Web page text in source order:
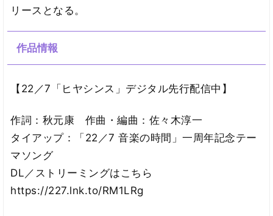
リースとなる。
作品情報
【22／7「ヒヤシンス」デジタル先行配信中】
作詞：秋元康 作曲・編曲：佐々木淳一
タイアップ：「22／7 音楽の時間」一周年記念テー
マソング
DL／ストリーミングはこちら
https://227.lnk.to/RM1LRg